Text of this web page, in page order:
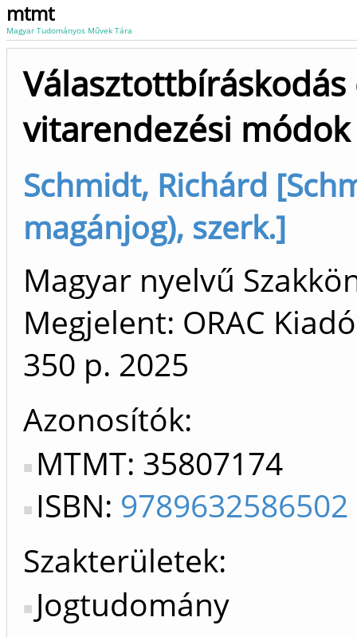
mtmt
Magyar Tudományos Művek Tára
vitarendezési módok
Schmidt, Richárd
magánjog), szerk.]
Magyar nyelvű
Megjelent: ORAC
350 p. 2025
Azonosítók
MTMT: 35807174
ISBN: 9789632586502
Szakterületek:
Jogtudomány